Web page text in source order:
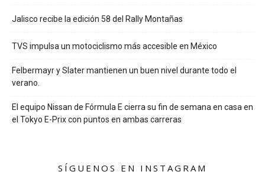
Jalisco recibe la edición 58 del Rally Montañas
TVS impulsa un motociclismo más accesible en México
Felbermayr y Slater mantienen un buen nivel durante todo el
verano.
El equipo Nissan de Fórmula E cierra su fin de semana en casa en
el Tokyo E-Prix con puntos en ambas carreras
SÍGUENOS EN INSTAGRAM